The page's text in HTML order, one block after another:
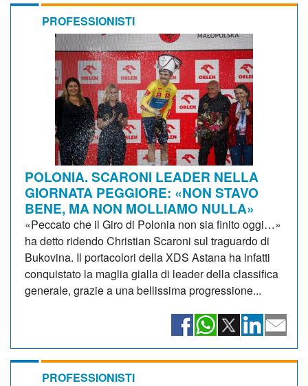
PROFESSIONISTI
POLONIA. SCARONI LEADER NELLA
GIORNATA PEGGIORE: «NON STAVO
BENE, MA NON MOLLIAMO NULLA»
«Peccato che il Giro di Polonia non sia finito oggi…»
ha detto ridendo Christian Scaroni sul traguardo di
Bukovina. Il portacolori della XDS Astana ha infatti
conquistato la maglia gialla di leader della classifica
generale, grazie a una bellissima progressione...
PROFESSIONISTI